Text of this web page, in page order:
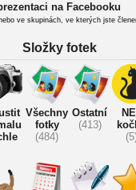
na Facebooku
ve skupinách, ve kterých jste
Složky fotek
Všechny
fotky
(484)
Ostatní
(413)